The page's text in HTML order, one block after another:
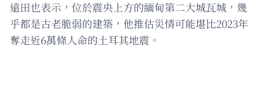
遠田也表示，位於震央上方的緬甸第二大城瓦城，幾
乎都是古老脆弱的建築，他推估災情可能堪比2023年
奪走近6萬條人命的土耳其地震。